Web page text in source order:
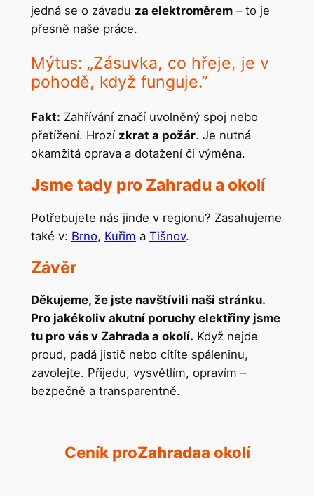
jedná se o závadu za elektroměrem– to je
přesně naše práce.
Mýtus: „Zásuvka, co hřeje, je v
pohodě, když funguje.”
Fakt: Zahřívání značí uvolněný spoj nebo
přetížení. Hrozí zkrat a požár. Je nutná
okamžitá oprava a dotažení či výměna.
Jsme tady pro Zahradu a okolí
Potřebujete nás jinde v regionu? Zasahujeme
také v: Brno, Kuřim a Tišnov.
Závěr
Děkujeme, že jste navštívili naši stránku.
Pro jakékoliv akutní poruchy elektřiny jsme
tu pro vás v Zahrada a okolí. Když nejde
proud, padá jistič nebo cítíte spáleninu,
zavolejte. Přijedu, vysvětlím, opravím –
bezpečně a transparentně.
Ceník proZahradaa okolí